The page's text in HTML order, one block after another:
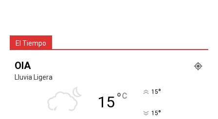
El Tiempo
OIA
Lluvia Ligera
15°C 15°
15°